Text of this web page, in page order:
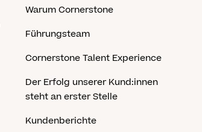
Warum Cornerstone
Führungsteam
Cornerstone Talent Experience
Der Erfolg unserer Kund:innen
steht an erster Stelle
Kundenberichte